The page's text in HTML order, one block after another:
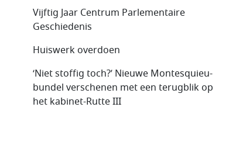
Vijftig Jaar Centrum Parlementaire
Geschiedenis
Huiswerk overdoen
‘Niet stoffig toch?’ Nieuwe Montesquieu-
bundel verschenen met een terugblik op
het kabinet-Rutte III